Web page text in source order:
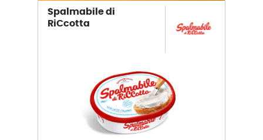
Spalmabile di
RiCcotta